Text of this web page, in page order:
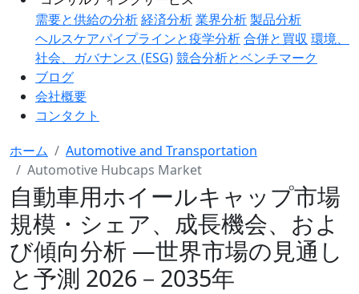
需要と供給の分析経済分析業界分析製品分析
ヘルスケアパイプラインと疫学分析合併と買収 環境、
社会、ガバナンス (ESG)競合分析とベンチマーク
ブログ
会社概要
コンタクト
ホーム
Automotive and Transportation
Automotive Hubcaps Market
自動車用ホイールキャップ市場
規模・シェア、成長機会、およ
び傾向分析 ―世界市場の見通し
と予測 2026－2035年